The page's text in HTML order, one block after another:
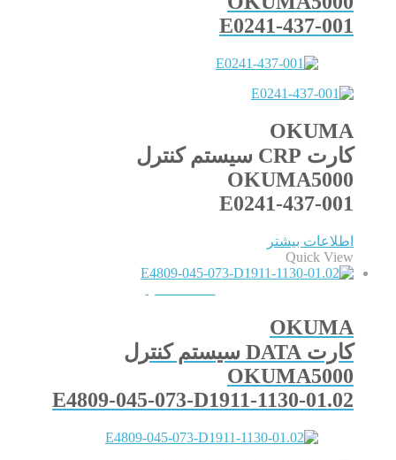
E0241-437-001
OKUMA
کارت CRP سیستم کنترل
OKUMA5000
E0241-437-001
اطلاعات بیشتر
Quick View
OKUMA
کارت DATA سیستم کنترل
OKUMA5000
E4809-045-073-D1911-1130-01.02